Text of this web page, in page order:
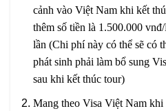
cảnh vào Việt Nam khi kết
thêm số tiền là 1.500.000
lần (Chi phí này có thể sẽ có
phát sinh phải làm bổ sung
sau khi kết thúc tour)
Mang theo Visa Việt Nam khi